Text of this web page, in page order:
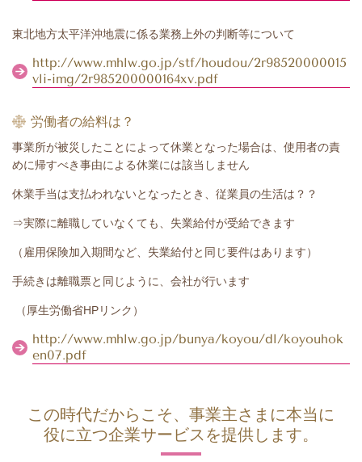
東北地方太平洋沖地震に係る業務上外の判断等について
http://www.mhlw.go.jp/stf/houdou/2r98520000015
vli-img/2r985200000164xv.pdf
労働者の給料は？
事業所が被災したことによって休業となった場合は、使用者の責
めに帰すべき事由による休業には該当しません
休業手当は支払われないとなったとき、従業員の生活は？？
⇒実際に離職していなくても、失業給付が受給できます
（雇用保険加入期間など、失業給付と同じ要件はあります）
手続きは離職票と同じように、会社が行います
（厚生労働省HPリンク）
http://www.mhlw.go.jp/bunya/koyou/dl/koyouhok
en07.pdf
この時代だからこそ、事業主さまに本当に
役に立つ企業サービスを提供します。